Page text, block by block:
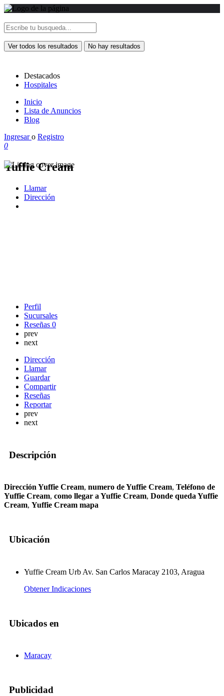
Ver todos los resultados No hay resultados
Destacados
Hospitales
Inicio
Lista de Anuncios
Blog
Ingresaro Registro
0
Yuffie Cream
Llamar
Dirección
Perfil
Sucursales
Reseñas 0
prev
next
Dirección
Llamar
Guardar
Compartir
Reseñas
Reportar
prev
next
Descripción
Dirección Yuffie Cream, numero de Yuffie Cream, Teléfono de
Yuffie Cream, como llegar a Yuffie Cream, Donde queda Yuffie
Cream, Yuffie Cream mapa
Ubicación
Yuffie Cream Urb Av. San Carlos Maracay 2103, Aragua
Obtener Indicaciones
Ubicados en
Maracay
Publicidad